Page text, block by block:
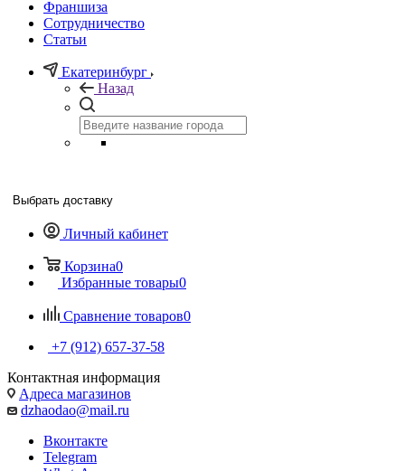
Франшиза
Сотрудничество
Статьи
Екатеринбург
Назад
Выбрать доставку
Личный кабинет
Корзина0
Избранные товары0
Сравнение товаров0
+7 (912) 657-37-58
Контактная информация
Адреса магазинов
dzhaodao@mail.ru
Вконтакте
Telegram